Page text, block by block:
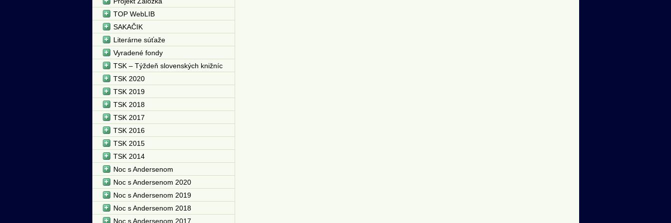
TOP WebLIB
SAKAČIK
Literárne súťaže
Vyradené fondy
TSK – Týždeň slovenských knižníc
TSK 2020
TSK 2019
TSK 2018
TSK 2017
TSK 2016
TSK 2015
TSK 2014
Noc s Andersenom
Noc s Andersenom 2020
Noc s Andersenom 2019
Noc s Andersenom 2018
Noc s Andersenom 2017